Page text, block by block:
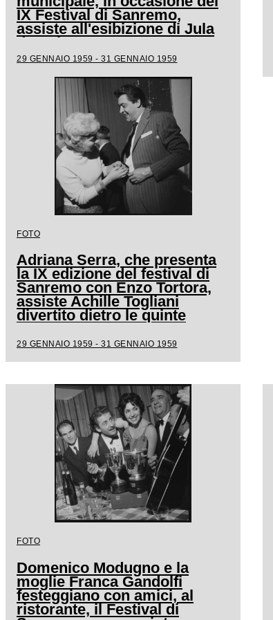
IX Festival di Sanremo,
assiste all'esibizione di Jula
de Palma
29 GENNAIO 1959 - 31 GENNAIO 1959
FOTO
Adriana Serra, che presenta
la IX edizione del festival di
Sanremo con Enzo Tortora,
assiste Achille Togliani
divertito dietro le quinte
29 GENNAIO 1959 - 31 GENNAIO 1959
FOTO
Domenico Modugno e la
moglie Franca Gandolfi
festeggiano con amici, al
ristorante, il Festival di